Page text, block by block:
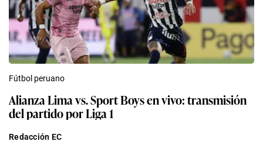
Fútbol peruano
Alianza Lima vs. Sport Boys en vivo: transmisión
del partido por Liga 1
Redacción EC